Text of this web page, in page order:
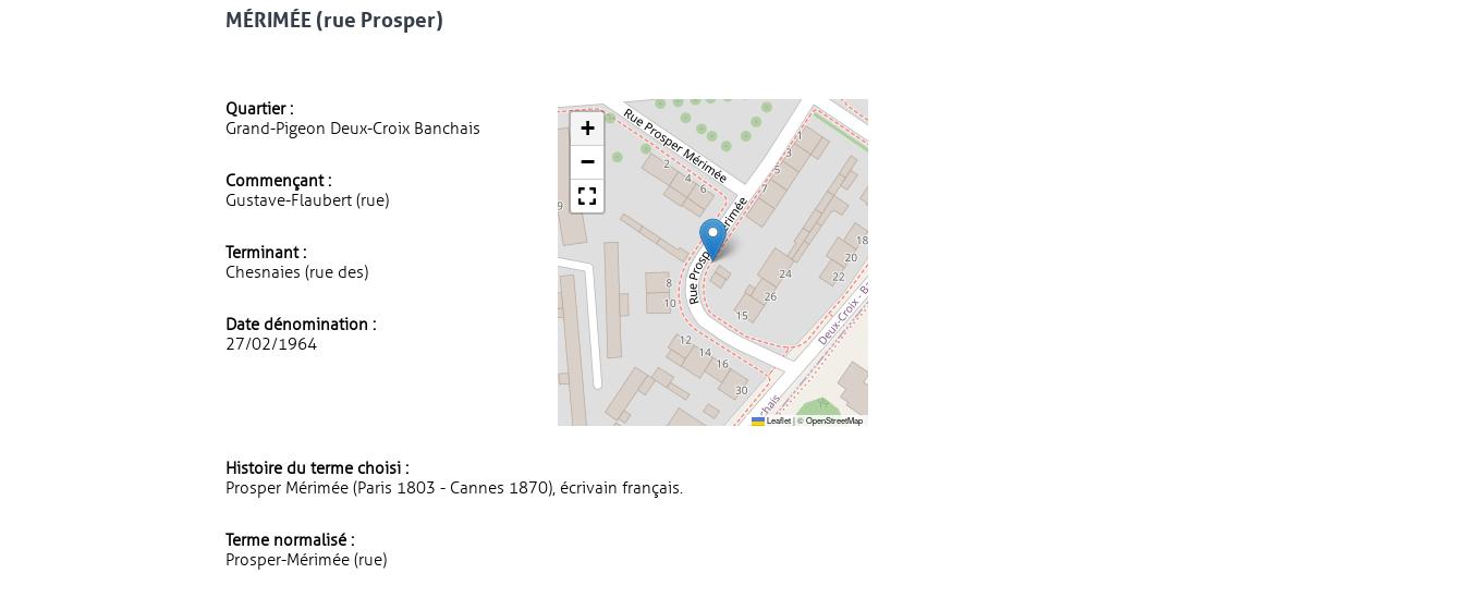
MÉRIMÉE (rue Prosper)
Quartier :
Grand-Pigeon Deux-Croix Banchais
Commençant :
Gustave-Flaubert (rue)
Terminant :
Chesnaies (rue des)
Date dénomination :
27/02/1964
+
−
Leaflet|©OpenStreetMap
Histoire du terme choisi :
Prosper Mérimée (Paris 1803 - Cannes 1870), écrivain français.
Terme normalisé :
Prosper-Mérimée (rue)